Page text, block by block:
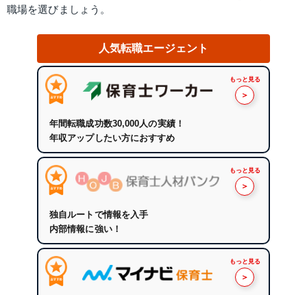
職場を選びましょう。
人気転職エージェント
もっと見る
＞
年間転職成功数30,000人の実績！
年収アップしたい方におすすめ
もっと見る
＞
独自ルートで情報を入手
内部情報に強い！
もっと見る
＞